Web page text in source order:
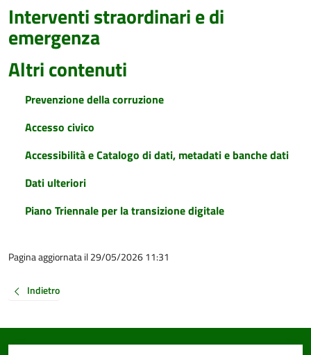
Interventi straordinari e di
emergenza
Altri contenuti
Prevenzione della corruzione
Accesso civico
Accessibilità e Catalogo di dati, metadati e banche dati
Dati ulteriori
Piano Triennale per la transizione digitale
Pagina aggiornata il 29/05/2026 11:31
Indietro